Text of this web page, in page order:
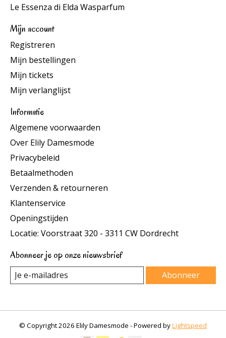
Le Essenza di Elda Wasparfum
Mijn account
Registreren
Mijn bestellingen
Mijn tickets
Mijn verlanglijst
Informatie
Algemene voorwaarden
Over Elily Damesmode
Privacybeleid
Betaalmethoden
Verzenden & retourneren
Klantenservice
Openingstijden
Locatie: Voorstraat 320 - 3311 CW Dordrecht
Abonneer je op onze nieuwsbrief
Abonneer
© Copyright 2026 Elily Damesmode - Powered byLightspeed